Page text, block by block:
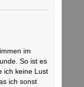
im
So ist es
ich keine Lust
ich sonst